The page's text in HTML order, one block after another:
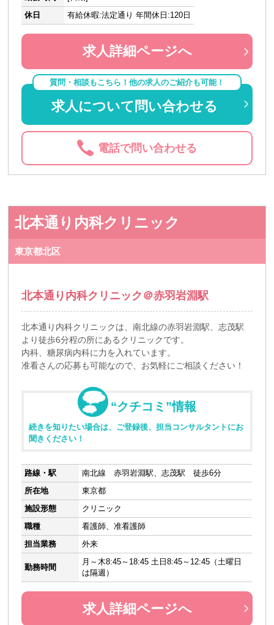
休日
有給休暇:法定通り 年間休日:120日
求人詳細ページへ
質問・相談もこちら！他の求人のご紹介も可能！
求人について問い合わせる
電話で問い合わせる
北本通り内科クリニック
東京都北区
北本通り内科クリニック＠赤羽岩淵駅
北本通り内科クリニックは、南北線の赤羽岩淵駅、志茂駅
より徒歩6分程の所にあるクリニックです。
内科、糖尿病内科に力を入れています。
准看さんの応募も可能なので、お気軽にご相談ください！
“クチコミ”情報
続きを知りたい場合は、ご登録後、担当コンサルタントにお
聞きください！
路線・駅
南北線 赤羽岩淵駅、志茂駅 徒歩6分
所在地
東京都
施設形態
クリニック
職種
看護師、准看護師
担当業務
外来
勤務時間
月～木8:45～18:45 土日8:45～12:45（土曜日
は隔週）
求人詳細ページへ